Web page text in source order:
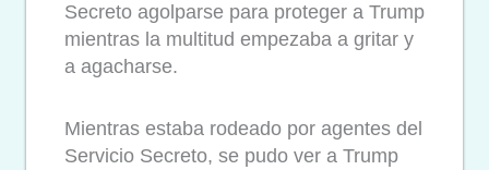
Secreto agolparse para proteger a Trump
mientras la multitud empezaba a gritar y
a agacharse.
Mientras estaba rodeado por agentes del
Servicio Secreto, se pudo ver a Trump